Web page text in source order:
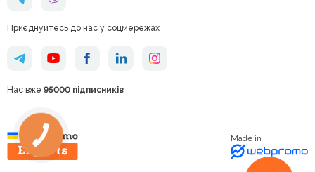
Приєднуйтесь до нас у соцмережах
Нас вже 95000 підписників
Made in